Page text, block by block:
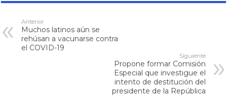
Anterior
Muchos latinos aún se
rehúsan a vacunarse contra
el COVID-19
Siguiente
Propone formar Comisión
Especial que investigue el
intento de destitución del
presidente de la República